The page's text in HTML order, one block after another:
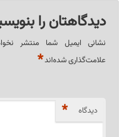
دیدگاهتان را
نشانی ایمیل شما منتشر
علامت‌گذاری شده‌اند*
دیدگاه *